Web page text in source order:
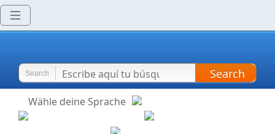
Search Search
Wähle deine Sprache